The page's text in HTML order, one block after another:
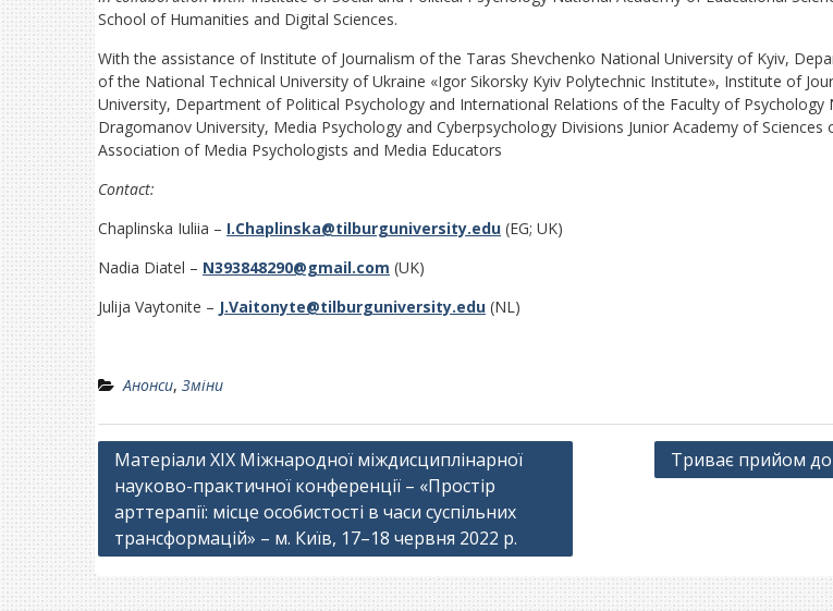
School of Humanities and Digital Sciences.
With the assistance of Institute of Journalism of the Taras Shevchenko National University of Kyiv,
of the National Technical University of Ukraine «Igor Sikorsky Kyiv Polytechnic Institute», Institute of
University, Department of Political Psychology and International Relations of the Faculty of Psychology
Dragomanov University, Media Psychology and Cyberpsychology Divisions Junior Academy of Sciences
Association of Media Psychologists and Media Educators
Contact:
Chaplinska Iuliia – I.Chaplinska@tilburguniversity.edu (EG; UK)
Nadia Diatel – N393848290@gmail.com (UK)
Julija Vaytonite – J.Vaitonyte@tilburguniversity.edu (NL)
Анонси, Зміни
Навігація
записів
Матеріали ХІХ Міжнародної міждисциплінарної
науково-­практичної конференції – «Простір
арттерапії: місце особистості в часи суспільних
трансформацій» – м. Київ, 17–18 червня 2022 р.
Триває прийом